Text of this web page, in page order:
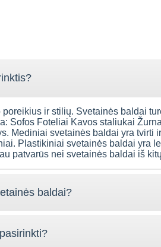
ir stilių. Svetainės baldai
Sofos Foteliai Kavos staliukai
Mediniai svetainės baldai yra
Plastikiniai svetainės baldai yra
patvarūs nei svetainės baldai iš
baldai?